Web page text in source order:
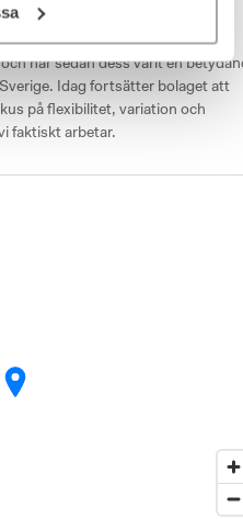
har sedan dess varit en
Idag fortsätter bolaget att
på flexibilitet, variation och
faktiskt arbetar.